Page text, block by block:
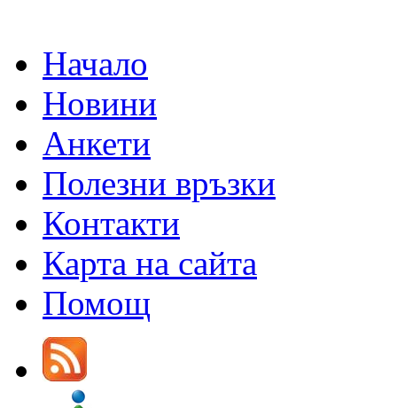
Начало
Новини
Анкети
Полезни връзки
Контакти
Карта на сайта
Помощ